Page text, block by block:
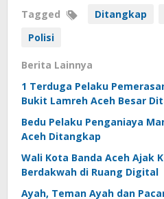
Tagged Ditangkap
Polisi
Berita Lainnya
1 Terduga Pelaku
Bukit Lamreh Aceh Besar
Bedu Pelaku Penganiaya
Aceh Ditangkap
Wali Kota Banda Aceh Ajak
Berdakwah di Ruang Digital
Ayah, Teman Ayah dan